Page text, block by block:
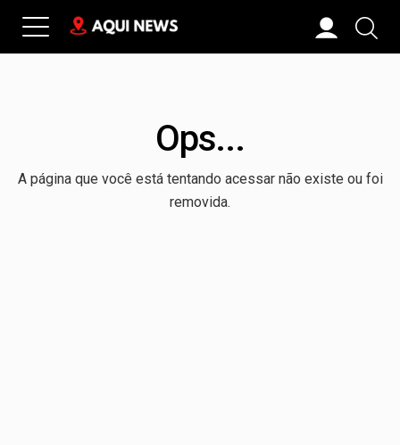
Ops...
A página que você está tentando acessar não existe ou foi
removida.